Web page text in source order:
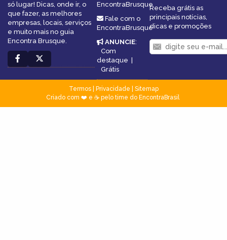
só lugar! Dicas, onde ir, o
que fazer, as melhores
empresas, locais, serviços
e muito mais no guia
Encontra Brusque.
EncontraBrusque
Fale com o
EncontraBrusque
ANUNCIE:
Com
destaque
Grátis
Receba grátis as
principais notícias,
dicas e promoções
Termos| Privacidade
Sitemap
Criado com ❤️ e ☕ pelo time do EncontraBrasil